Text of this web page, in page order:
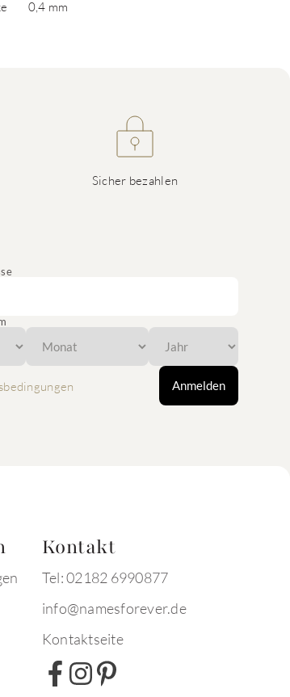
0,4 mm
Sicher bezahlen
Anmelden
Kontakt
Tel: 02182 6990877
info@namesforever.de
Kontaktseite